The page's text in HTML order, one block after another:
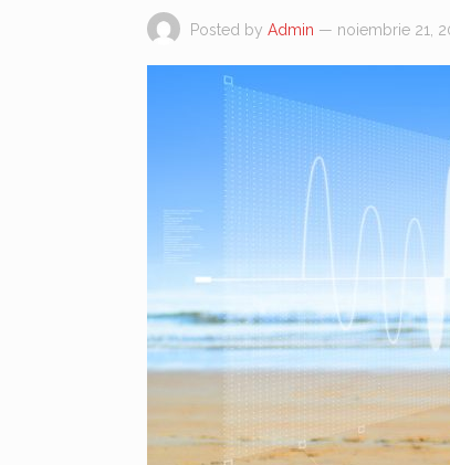
Posted by Admin — noiembrie 21,